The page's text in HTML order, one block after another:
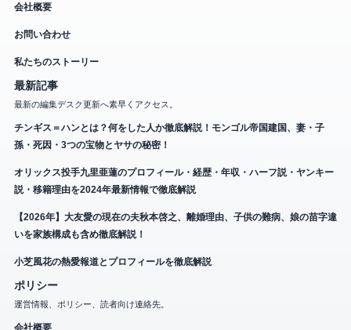
会社概要
お問い合わせ
私たちのストーリー
最新記事
最新の編集デスク更新へ素早くアクセス。
チンギス＝ハンとは？何をした人か徹底解説！モンゴル帝国建国、妻・子
孫・死因・3つの宝物とヤサの秘密！
オリックス投手九里亜蓮のプロフィール・経歴・年収・ハーフ説・ヤンキー
説・移籍理由を2024年最新情報で徹底解説
【2026年】大友愛の現在の夫秋本啓之、離婚理由、子供の難病、娘の苗字違
いを家族構成も含め徹底解説！
小芝風花の熱愛報道とプロフィールを徹底解説
ポリシー
運営情報、ポリシー、読者向け連絡先。
会社概要